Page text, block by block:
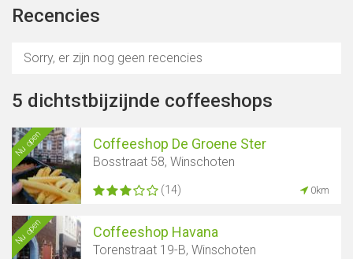
Recencies
Sorry, er zijn nog geen recencies
5 dichtstbijzijnde coffeeshops
Nu open Coffeeshop De Groene Ster
Bosstraat 58, Winschoten
(14) 0km
Nu open Coffeeshop Havana
Torenstraat 19-B, Winschoten